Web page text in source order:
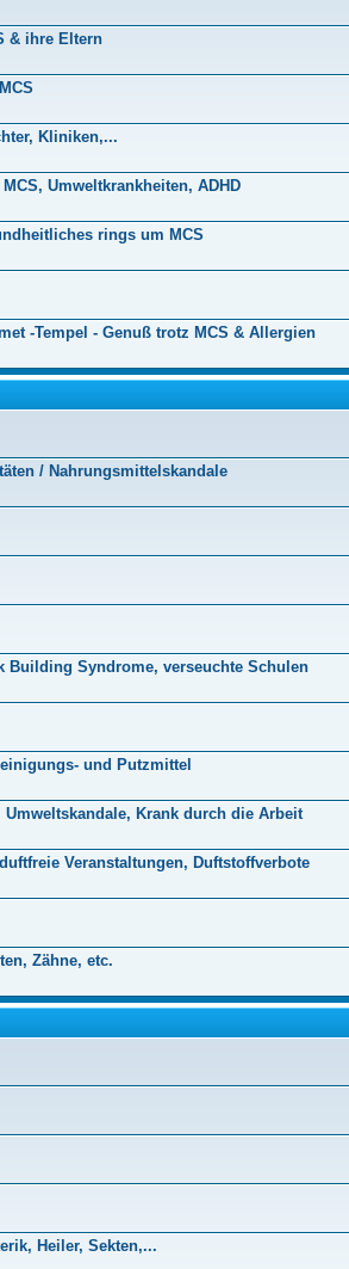
& ihre Eltern
Kliniken,...
Umweltkrankheiten, ADHD
rings um MCS
-Tempel - Genuß trotz MCS & Allergien
/ Nahrungsmittelskandale
Building Syndrome, verseuchte Schulen
und Putzmittel
Krank durch die Arbeit
Veranstaltungen, Duftstoffverbote
Zähne, etc.
Heiler, Sekten,...